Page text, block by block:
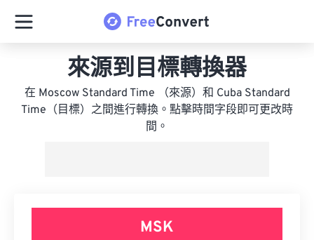
來源到目標轉換器
在 Moscow Standard Time （來源）和 Cuba Standard
Time（目標）之間進行轉換。點擊時間字段即可更改時
間。
MSK